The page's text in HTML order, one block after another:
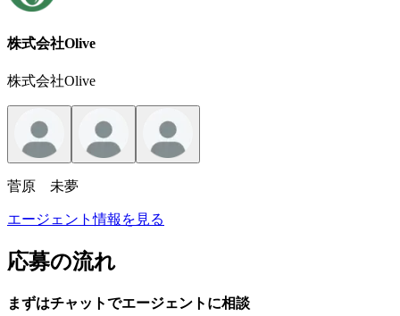
株式会社Olive
株式会社Olive
菅原 未夢
エージェント情報を見る
応募の流れ
まずはチャットでエージェント に相談